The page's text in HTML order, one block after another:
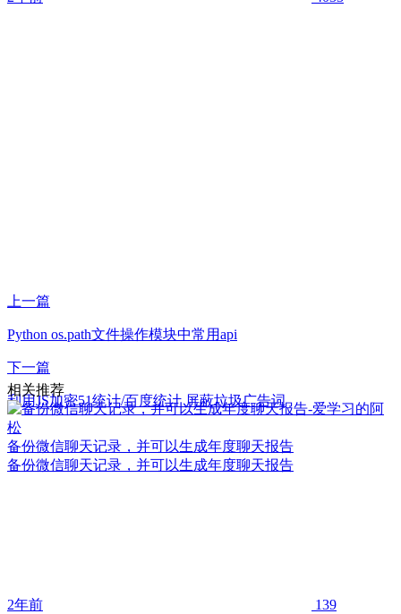
上一篇
Python os.path文件操作模块中常用api
下一篇
利用JS加密51统计/百度统计 屏蔽垃圾广告词
相关推荐
备份微信聊天记录，并可以生成年度聊天报告
备份微信聊天记录，并可以生成年度聊天报告
2年前 139